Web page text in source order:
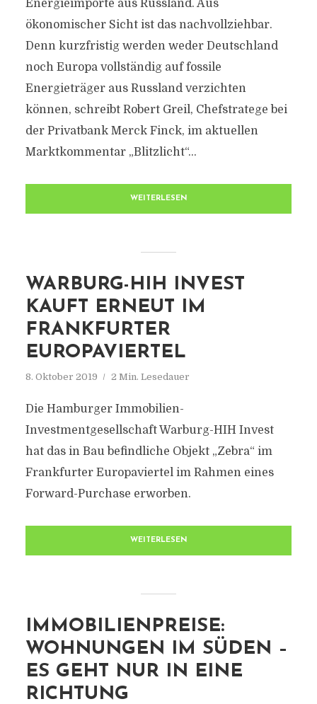
Energieimporte aus Russland. Aus
ökonomischer Sicht ist das nachvollziehbar.
Denn kurzfristig werden weder Deutschland
noch Europa vollständig auf fossile
Energieträger aus Russland verzichten
können, schreibt Robert Greil, Chefstratege bei
der Privatbank Merck Finck, im aktuellen
Marktkommentar „Blitzlicht“...
WEITERLESEN
WARBURG-HIH INVEST
KAUFT ERNEUT IM
FRANKFURTER
EUROPAVIERTEL
8. Oktober 2019 2 Min. Lesedauer
Die Hamburger Immobilien-
Investmentgesellschaft Warburg-HIH Invest
hat das in Bau befindliche Objekt „Zebra“ im
Frankfurter Europaviertel im Rahmen eines
Forward-Purchase erworben.
WEITERLESEN
IMMOBILIENPREISE:
WOHNUNGEN IM SÜDEN –
ES GEHT NUR IN EINE
RICHTUNG